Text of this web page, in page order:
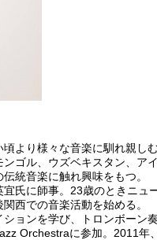
より様々な音楽に馴れ親しむ
ゴル、ウズベキスタン、ア
統音楽に触れ興味をもつ。
氏に師事。23歳のときニュ
西での音楽活動を始める。
ョンを学び、トロンボーン
Orchestraに参加。2011年